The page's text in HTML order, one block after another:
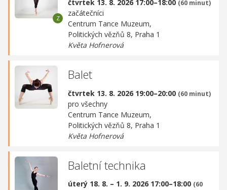
čtvrtek 13. 8. 2026 17:00–18:00 (60 minut)
začátečníci
Centrum Tance Muzeum,
Politických vězňů 8, Praha 1
Květa Hofnerová
Balet
čtvrtek 13. 8. 2026 19:00–20:00 (60 minut)
pro všechny
Centrum Tance Muzeum,
Politických vězňů 8, Praha 1
Květa Hofnerová
Baletní technika
úterý 18. 8. – 1. 9. 2026 17:00–18:00 (60